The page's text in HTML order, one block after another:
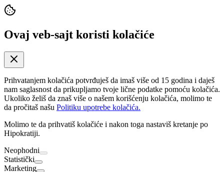
Ovaj veb-sajt koristi kolačiće
Prihvatanjem kolačića potvrđuješ da imaš više od 15 godina i daješ
nam saglasnost da prikupljamo tvoje lične podatke pomoću kolačića.
Ukoliko želiš da znaš više o našem korišćenju kolačića, molimo te
da pročitaš našu Politiku upotrebe kolačića.
Molimo te da prihvatiš kolačiće i nakon toga nastaviš kretanje po
Hipokratiji.
Neophodni
Statistički
Marketing